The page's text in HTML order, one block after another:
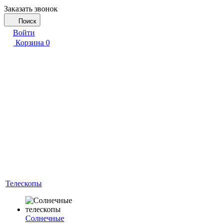
Заказать звонок
Поиск
Войти
Корзина 0
Телескопы
Солнечные